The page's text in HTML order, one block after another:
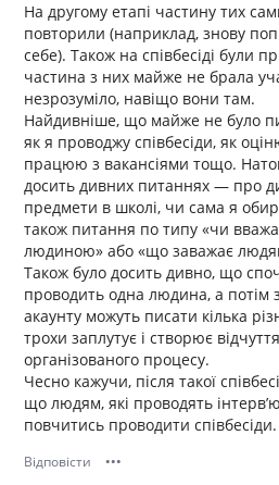
На другому етапі частину тих
повторили (наприклад, знову
себе). Також на співбесіді були
частина з них майже не брала
незрозуміло, навіщо вони там.
Найдивніше, що майже не було
як я проводжу співбесіди, як
працюю з вакансіями тощо.
досить дивних питаннях — про
предмети в школі, чи сама я
також питання по типу «чи
людиною» або «що заважає людям
Також було досить дивно, що
проводить одна людина, а потім
акаунту можуть писати кілька
трохи заплутує і створює
організованого процесу.
Чесно кажучи, після такої
що людям, які проводять
повчитись проводити співбесіди.
Відповісти •••